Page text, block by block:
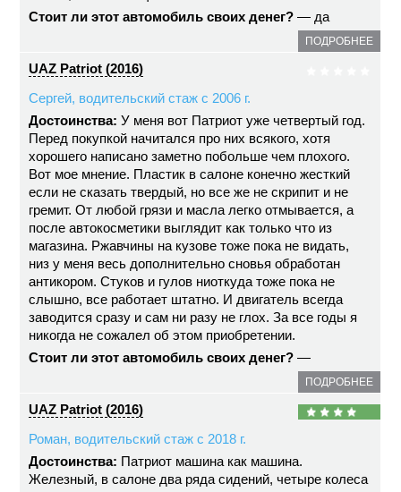
Стоит ли этот автомобиль своих денег? — да
ПОДРОБНЕЕ
UAZ Patriot (2016)
Сергей, водительский стаж с 2006 г.
Достоинства: У меня вот Патриот уже четвертый год.
Перед покупкой начитался про них всякого, хотя
хорошего написано заметно побольше чем плохого.
Вот мое мнение. Пластик в салоне конечно жесткий
если не сказать твердый, но все же не скрипит и не
гремит. От любой грязи и масла легко отмывается, а
после автокосметики выглядит как только что из
магазина. Ржавчины на кузове тоже пока не видать,
низ у меня весь дополнительно сновья обработан
антикором. Стуков и гулов ниоткуда тоже пока не
слышно, все работает штатно. И двигатель всегда
заводится сразу и сам ни разу не глох. За все годы я
никогда не сожалел об этом приобретении.
Стоит ли этот автомобиль своих денег? —
ПОДРОБНЕЕ
UAZ Patriot (2016)
Роман, водительский стаж с 2018 г.
Достоинства: Патриот машина как машина.
Железный, в салоне два ряда сидений, четыре колеса